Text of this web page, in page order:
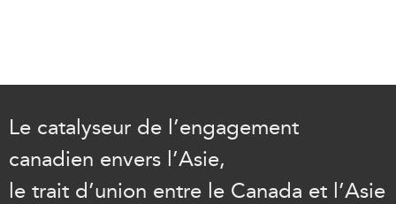
Le catalyseur de l’engagement
canadien envers l’Asie,
le trait d’union entre le Canada et l’Asie